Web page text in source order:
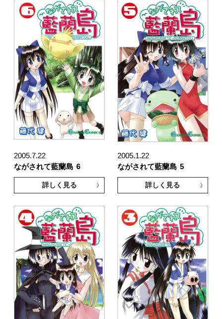
2005.7.22
ながされて藍蘭島 6
詳しく見る
2005.1.22
ながされて藍蘭島 5
詳しく見る